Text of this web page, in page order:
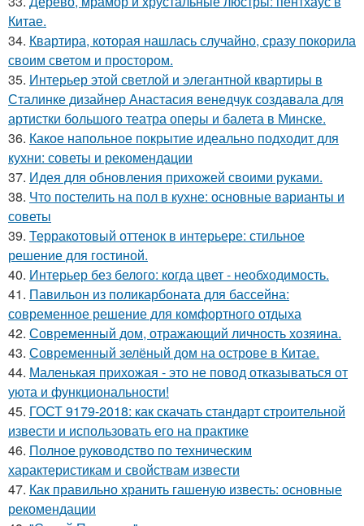
Китае.
34. Квартира, которая нашлась случайно, сразу покорила
своим светом и простором.
35. Интерьер этой светлой и элегантной квартиры в
Сталинке дизайнер Анастасия венедчук создавала для
артистки большого театра оперы и балета в Минске.
36. Какое напольное покрытие идеально подходит для
кухни: советы и рекомендации
37. Идея для обновления прихожей своими руками.
38. Что постелить на пол в кухне: основные варианты и
советы
39. Терракотовый оттенок в интерьере: стильное
решение для гостиной.
40. Интерьер без белого: когда цвет - необходимость.
41. Павильон из поликарбоната для бассейна:
современное решение для комфортного отдыха
42. Современный дом, отражающий личность хозяина.
43. Современный зелёный дом на острове в Китае.
44. Маленькая прихожая - это не повод отказываться от
уюта и функциональности!
45. ГОСТ 9179-2018: как скачать стандарт строительной
извести и использовать его на практике
46. Полное руководство по техническим
характеристикам и свойствам извести
47. Как правильно хранить гашеную известь: основные
рекомендации